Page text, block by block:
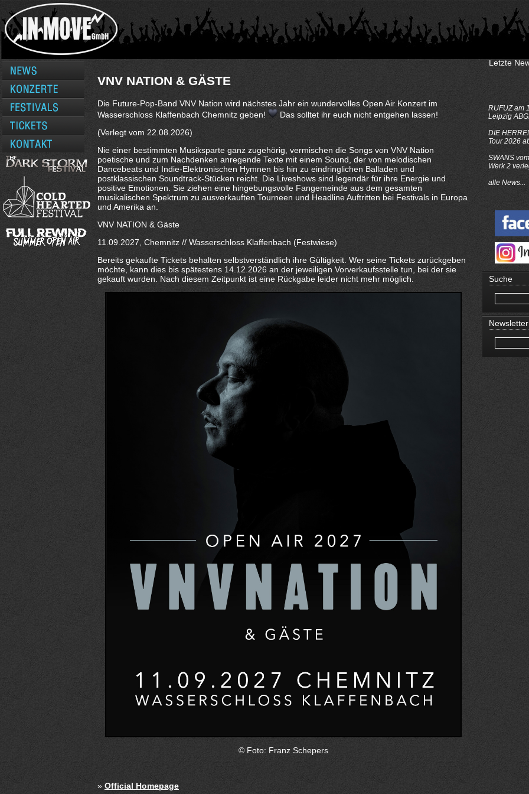
VNV NATION & GÄSTE
Die Future-Pop-Band VNV Nation wird nächstes Jahr ein wundervolles Open Air Konzert im
Wasserschloss Klaffenbach Chemnitz geben!
Das solltet ihr euch nicht entgehen lassen!
(Verlegt vom 22.08.2026)
Nie einer bestimmten Musiksparte ganz zugehörig, vermischen die Songs von VNV Nation
poetische und zum Nachdenken anregende Texte mit einem Sound, der von melodischen
Dancebeats und Indie-Elektronischen Hymnen bis hin zu eindringlichen Balladen und
postklassischen Soundtrack-Stücken reicht. Die Liveshows sind legendär für ihre Energie und
positive Emotionen. Sie ziehen eine hingebungsvolle Fangemeinde aus dem gesamten
musikalischen Spektrum zu ausverkauften Tourneen und Headline Auftritten bei Festivals in Europa
und Amerika an.
VNV NATION & Gäste
11.09.2027, Chemnitz // Wasserschloss Klaffenbach (Festwiese)
Bereits gekaufte Tickets behalten selbstverständlich ihre Gültigkeit. Wer seine Tickets zurückgeben
möchte, kann dies bis spätestens 14.12.2026 an der jeweiligen Vorverkaufsstelle tun, bei der sie
gekauft wurden. Nach diesem Zeitpunkt ist eine Rückgabe leider nicht mehr möglich.
© Foto: Franz Schepers
» Official Homepage
Letzte
RUFUZ am
Leipzig
DIE
Tour 2026
SWANS
Werk 2
alle News...
Suche
Newsletter